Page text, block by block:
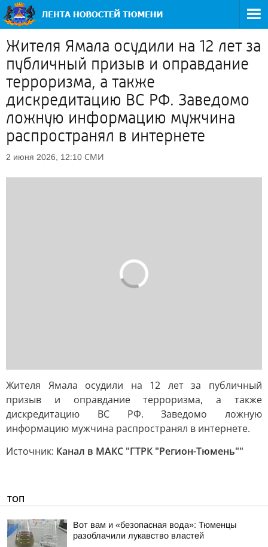
Жителя Ямала осудили на 12 лет за
публичный призыв и оправдание
терроризма, а также
дискредитацию ВС РФ. Заведомо
ложную информацию мужчина
распространял в интернете
2 июня 2026, 12:10 СМИ
Жителя Ямала осудили на 12 лет за публичный
призыв и оправдание терроризма, а также
дискредитацию ВС РФ. Заведомо ложную
информацию мужчина распространял в интернете.
Источник: Канал в МАКС "ГТРК "Регион-Тюмень""
ТОП
Вот вам и «безопасная вода»: Тюменцы
разоблачили лукавство властей